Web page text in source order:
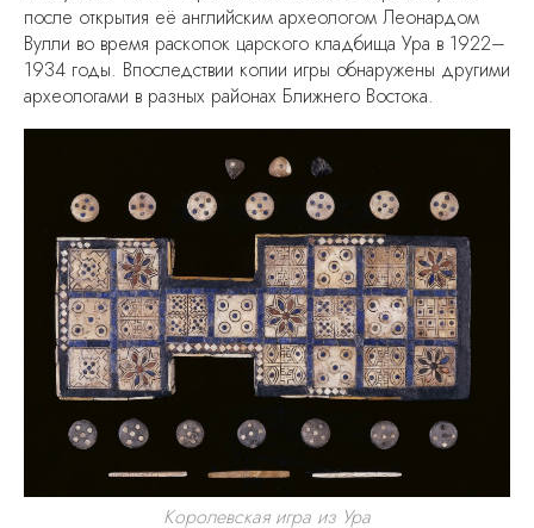
после открытия её английским археологом Леонардом
Вулли во время раскопок царского кладбища Ура в 1922–
1934 годы. Впоследствии копии игры обнаружены другими
археологами в разных районах Ближнего Востока.
Королевская игра из Ура